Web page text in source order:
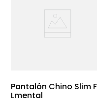
Pantalón Chino Slim
Lmental